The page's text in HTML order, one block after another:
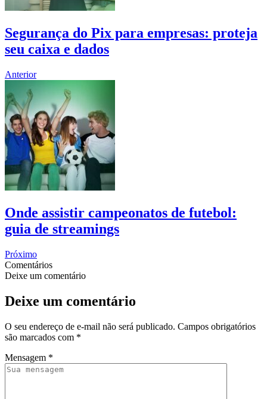
Segurança do Pix para empresas: proteja
seu caixa e dados
Anterior
Onde assistir campeonatos de futebol:
guia de streamings
Próximo
Comentários
Deixe um comentário
Deixe um comentário
O seu endereço de e-mail não será publicado. Campos obrigatórios
são marcados com *
Mensagem *